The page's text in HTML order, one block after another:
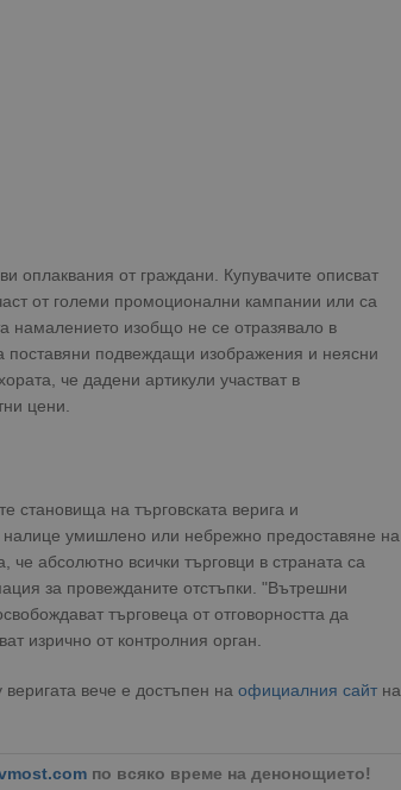
оплаквания от граждани. Купувачите описват
от големи промоционални кампании или са
намалението изобщо не се отразявало в
поставяни подвеждащи изображения и неясни
че дадени артикули участват в
цени.
становища на търговската верига и
налице умишлено или небрежно предоставяне на
абсолютно всички търговци в страната са
за провежданите отстъпки. "Вътрешни
търговеца от отговорността да
изрично от контролния орган.
вече е достъпен на официалния сайт на
по всяко време на денонощието!